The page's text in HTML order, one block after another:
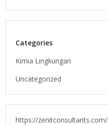
Categories
Kimia Lingkungan
Uncategorized
https://zenitconsultants.com/